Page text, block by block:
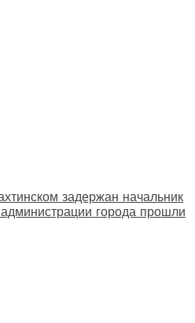
задержан начальник
города прошли